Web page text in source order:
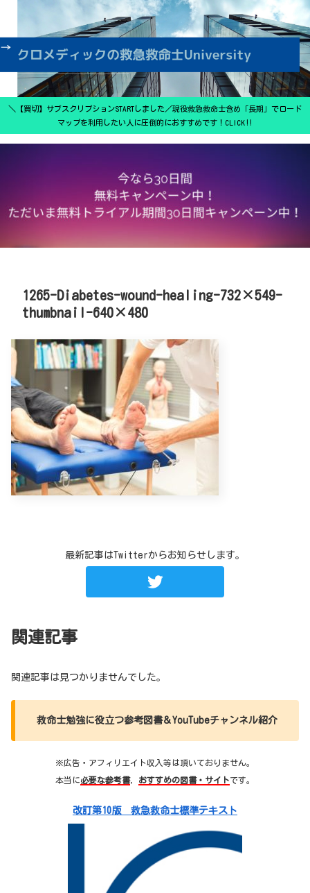
＼【買切】サブスクリプションSTARTしました／現役救急救命士含め「長期」でロード
マップを利用したい人に圧倒的におすすめです！CLICK‼
1265-Diabetes-wound-healing-732×549-
thumbnail-640×480
最新記事はTwitterからお知らせします。
関連記事
関連記事は見つかりませんでした。
救命士勉強に役立つ参考図書＆YouTubeチャンネル紹介
※広告・アフィリエイト収入等は頂いておりません。
本当に必要な参考書， おすすめの図書・サイトです。
改訂第10版 救急救命士標準テキスト